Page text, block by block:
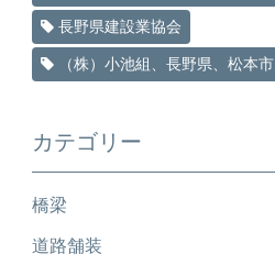
長野県建設業協会
（株）小池組、長野県、松本市
カテゴリー
橋梁
道路舗装